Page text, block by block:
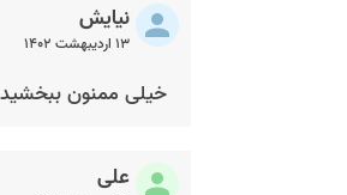
نیایش
۱۳ اردیبهشت ۱۴۰۲
خیلی ممنون
علی